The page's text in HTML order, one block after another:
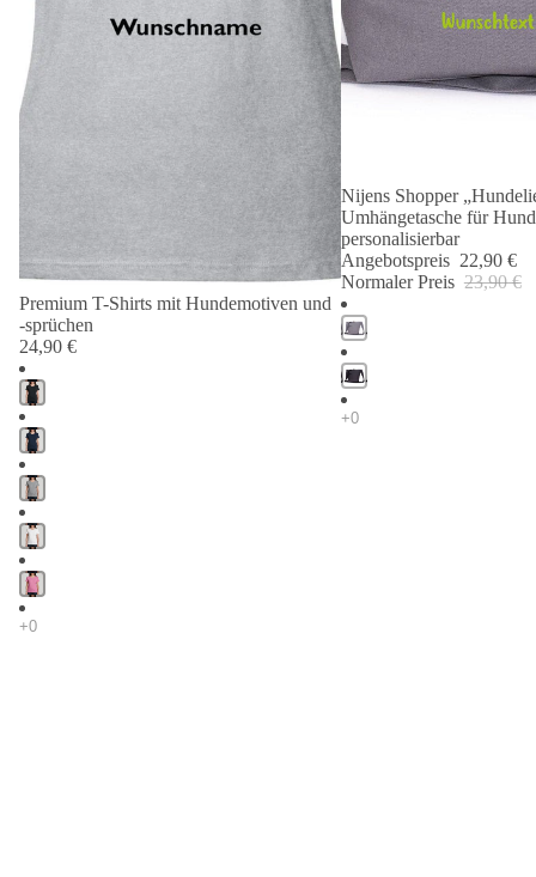
Premium T-Shirts mit Hundemotiven und
-sprüchen
24,90 €
Angebot 🐾
Nijens Shopper
Umhängetasche für
personalisierbar
Angebotspreis 22,90 €
Normaler Preis 23,90 €